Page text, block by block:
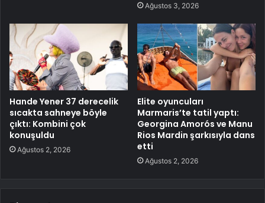
Ağustos 3, 2026
Hande Yener 37 derecelik
sıcakta sahneye böyle
çıktı: Kombini çok
konuşuldu
Ağustos 2, 2026
Elite oyuncuları
Marmaris’te tatil yaptı:
Georgina Amorós ve Manu
Rios Mardin şarkısıyla dans
etti
Ağustos 2, 2026